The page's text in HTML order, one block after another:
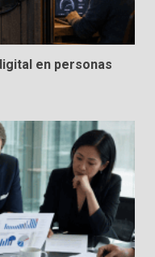
en personas